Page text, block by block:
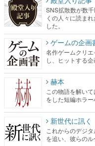
ゲームの企画
名作ゲームクリ
し、ヒットする
赫本
この物語を解い
をした短編ホラー
新世代に訊く
これからのデジ
を追い、彼らのル
ゲーム世代の
ゲームに多大な
のコンテンツ産